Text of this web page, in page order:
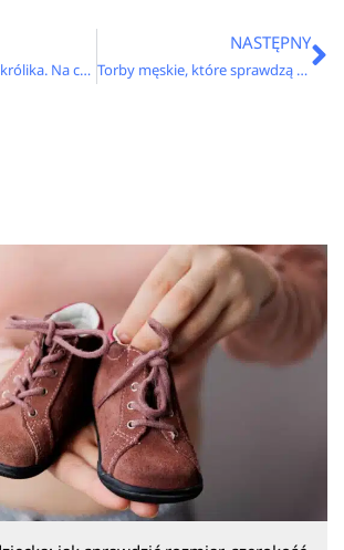
Idealna klatka dla królika. Na co zwrócić uwagę?
NASTĘPNY
Torby męskie, które sprawdzą się w pracy – jakie modele są najlepsze?